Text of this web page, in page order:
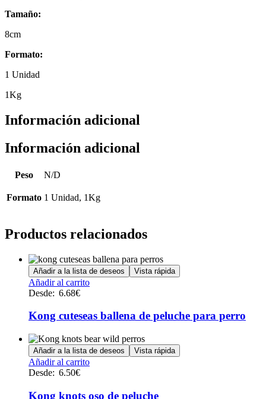
Tamaño:
8cm
Formato:
1 Unidad
1Kg
Información adicional
Información adicional
Peso N/D
Formato 1 Unidad, 1Kg
Productos relacionados
Añadir a la lista de deseos Vista rápida
Añadir al carritoEste
múltiples
Las
opciones
se
pueden
Desde: 6.68€
Kong cuteseas ballena de peluche para perro
Añadir a la lista de deseos Vista rápida
Añadir al carritoEste
múltiples
Desde: 6.50€
Kong knots oso de peluche